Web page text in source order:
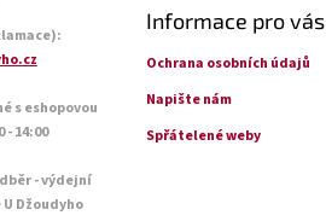
s eshopovou
14:00
- výdejní
Džoudyho
Informace pro vás
Ochrana osobních údajů
Napište nám
Spřátelené weby